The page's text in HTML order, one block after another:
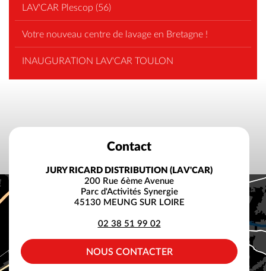
LAV'CAR Plescop (56)
Votre nouveau centre de lavage en Bretagne !
INAUGURATION LAV'CAR TOULON
Contact
JURY RICARD DISTRIBUTION (LAV'CAR)
200 Rue 6ème Avenue
Parc d'Activités Synergie
45130 MEUNG SUR LOIRE
02 38 51 99 02
NOUS CONTACTER